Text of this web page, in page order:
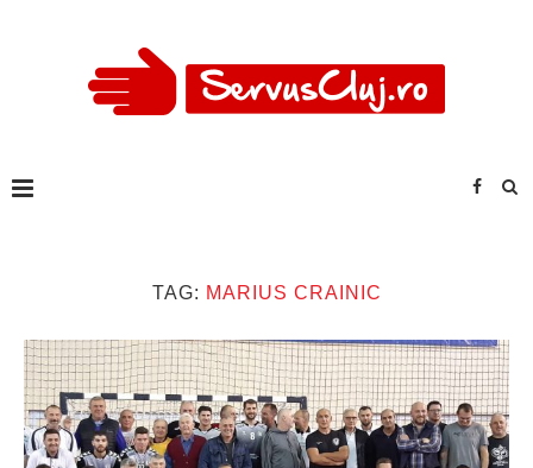
TAG: MARIUS CRAINIC